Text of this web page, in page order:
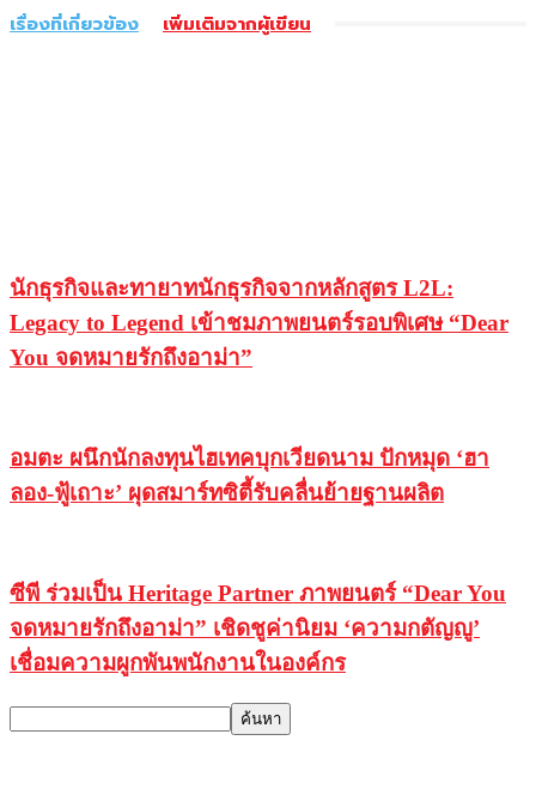
เรื่องที่เกี่ยวข้อง เพิ่มเติมจากผู้เขียน
นักธุรกิจและทายาทนักธุรกิจจากหลักสูตร L2L:
Legacy to Legend เข้าชมภาพยนตร์รอบพิเศษ “Dear
You จดหมายรักถึงอาม่า”
อมตะ ผนึกนักลงทุนไฮเทคบุกเวียดนาม ปักหมุด ‘ฮา
ลอง-ฟู้เถาะ’ ผุดสมาร์ทซิตี้รับคลื่นย้ายฐานผลิต
ซีพี ร่วมเป็น Heritage Partner ภาพยนตร์ “Dear You
จดหมายรักถึงอาม่า” เชิดชูค่านิยม ‘ความกตัญญู’
เชื่อมความผูกพันพนักงานในองค์กร